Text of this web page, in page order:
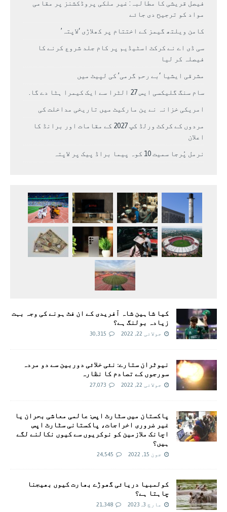
فیصل قریشی کا مطالبہ: غیر ملکی پروڈکشنز پر مقامی
مواد کو ترجیح دی جائے
کامن ویلتھ گیمز کے اختتام پر کھلاڑی ‘لاپتہ’
سی ڈی اے نے کرکٹ اسٹیڈیم پر کام جلد شروع کرنے کا
فیصلہ کر لیا
مشرقی ایشیا ‘بے رحم گرمی’ کی لپیٹ میں
سام سنگ گلیکسی ایس 27 الٹرا سے ایک کیمرا ہٹا دے گا.
امریکی خزانہ نے ین مارکیٹ میں تاریخی مداخلت کی
مردوں کے کرکٹ ورلڈ کپ 2027 کے مقامات اور برانڈ کا
اعلان
نرمل پُرجا سمیت 10 کوہ پیما براڈ پیک پر لاپتہ
کیا شاہین شاہ آفریدی کے ان فٹ ہونے کی وجہ بہت
زیادہ بولنگ ہے؟
جولائی 22, 2022 30,315
نیوٹران ستارے: نئی خلائی دوربین سے دو مردہ
سورجوں کے تصادم کا نظارہ
جولائی 22, 2022 27,073
پاکستان میں سٹارٹ اپس: عالمی معاشی بحران یا
غیر ضروری اخراجات، پاکستانی سٹارٹ اپس
اچانک ملازمین کو نوکریوں سے کیوں نکالنے لگے
ہیں؟
جون 15, 2022 24,545
کولمبیا دریائی گھوڑے بھارت کیوں بھیجنا
چاہتا ہے؟
مارچ 3, 2023 21,348